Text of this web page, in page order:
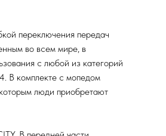
переключения передач
во всем мире, в
с любой из категорий
В комплекте с мопедом
люди приобретают